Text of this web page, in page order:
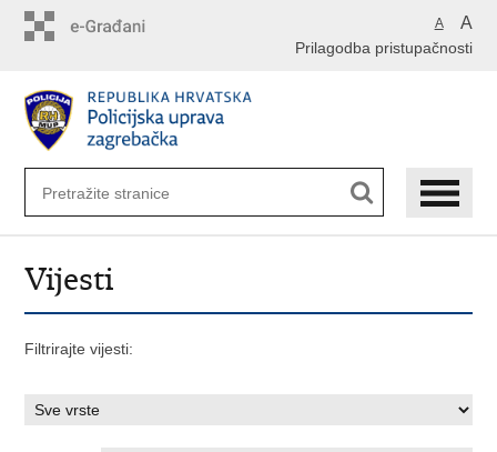
A A
Prilagodba pristupačnosti
Vijesti
Filtrirajte vijesti: